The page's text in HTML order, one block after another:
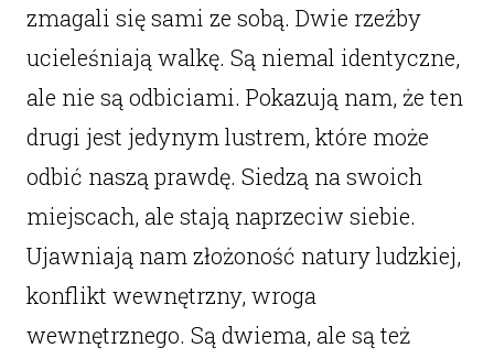
zmagali się sami ze sobą. Dwie rzeźby
ucieleśniają walkę. Są niemal identyczne,
ale nie są odbiciami. Pokazują nam, że ten
drugi jest jedynym lustrem, które może
odbić naszą prawdę. Siedzą na swoich
miejscach, ale stają naprzeciw siebie.
Ujawniają nam złożoność natury ludzkiej,
konflikt wewnętrzny, wroga
wewnętrznego. Są dwiema, ale są też